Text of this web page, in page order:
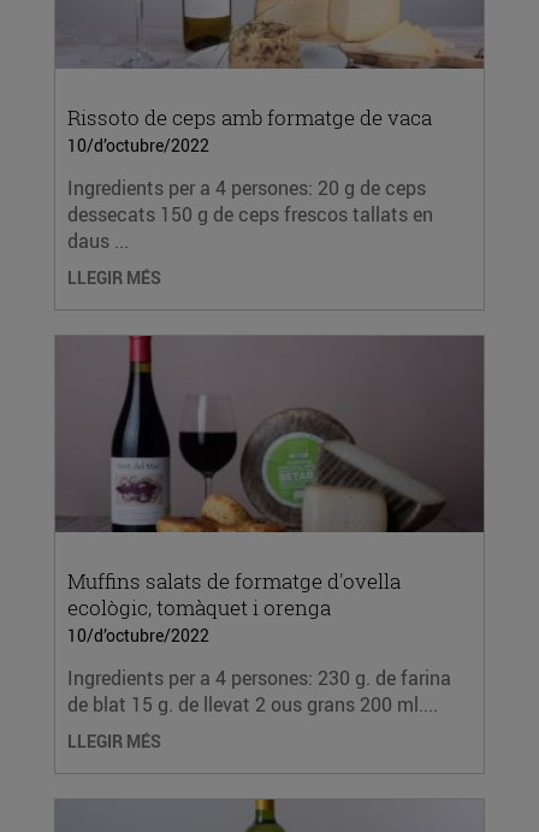
Rissoto de ceps amb formatge de vaca
10/d’octubre/2022
Ingredients per a 4 persones: 20 g de ceps
dessecats 150 g de ceps frescos tallats en
daus ...
LLEGIR MÉS
Muffins salats de formatge d'ovella
ecològic, tomàquet i orenga
10/d’octubre/2022
Ingredients per a 4 persones: 230 g. de farina
de blat 15 g. de llevat 2 ous grans 200 ml....
LLEGIR MÉS